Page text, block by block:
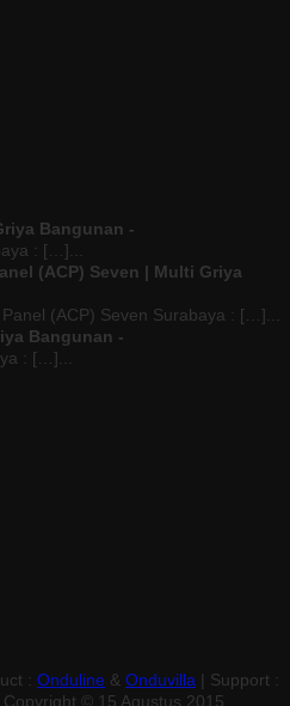
Bangunan -
: […]...
(ACP) Seven | Multi Griya
(ACP) Seven Surabaya : […]...
Bangunan -
: […]...
: Onduline & Onduvilla | Support :
Copyright © 15 Agustus 2015